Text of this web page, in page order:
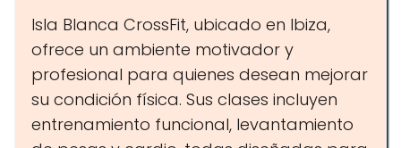
Isla Blanca CrossFit, ubicado en Ibiza,
ofrece un ambiente motivador y
profesional para quienes desean mejorar
su condición física. Sus clases incluyen
entrenamiento funcional, levantamiento